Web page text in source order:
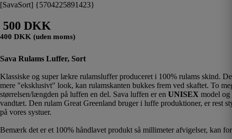
[SavaSort] {5704225891423}
500 DKK
400 DKK (uden moms)
Sava Rulams Luffer, Sort
Klassiske og super lækre rulamsluffer produceret i 100% rulams skind.
mere "eksklusivt" look, kan rulamskanten bukkes frem ved skaftet. To
størrelsen/længden på luffen en del. Sava luffen er en UNISEX model og
vandtæt. Den rulam Great Greenland bruger i luffe produktioner, er rest
på vores systuer.
Bemærk det er et 100% håndlavet produkt så millimeter afvigelser, kan